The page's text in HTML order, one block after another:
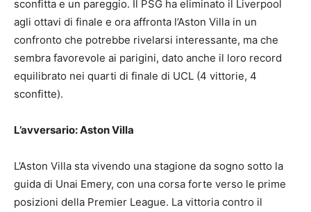
sconfitta e un pareggio. Il PSG ha eliminato il Liverpool
agli ottavi di finale e ora affronta l’Aston Villa in un
confronto che potrebbe rivelarsi interessante, ma che
sembra favorevole ai parigini, dato anche il loro record
equilibrato nei quarti di finale di UCL (4 vittorie, 4
sconfitte).
L’avversario: Aston Villa
L’Aston Villa sta vivendo una stagione da sogno sotto la
guida di Unai Emery, con una corsa forte verso le prime
posizioni della Premier League. La vittoria contro il